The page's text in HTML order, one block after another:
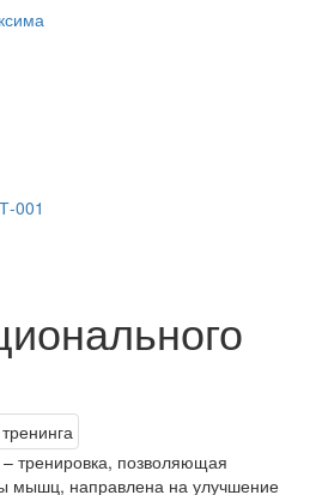
001
тренировка, позволяющая
мышц, направлена на улучшение